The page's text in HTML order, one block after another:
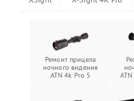
Ремонт прицела
ночного видения
ATN 4k Pro 5